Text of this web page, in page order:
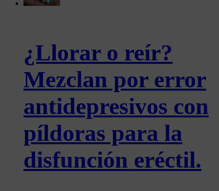
¿Llorar o reír?
Mezclan por error
antidepresivos con
píldoras para la
disfunción eréctil.